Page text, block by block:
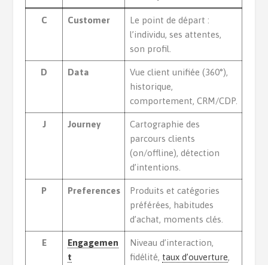
C Customer
Le point de départ :
l’individu, ses attentes,
son profil.
D Data
Vue client unifiée (360°),
historique,
comportement, CRM/CDP.
J Journey
Cartographie des
parcours clients
(on/offline), détection
d’intentions.
P Preferences
Produits et catégories
préférées, habitudes
d’achat, moments clés.
E
Engagemen
t
Niveau d’interaction,
fidélité, taux d’ouverture,